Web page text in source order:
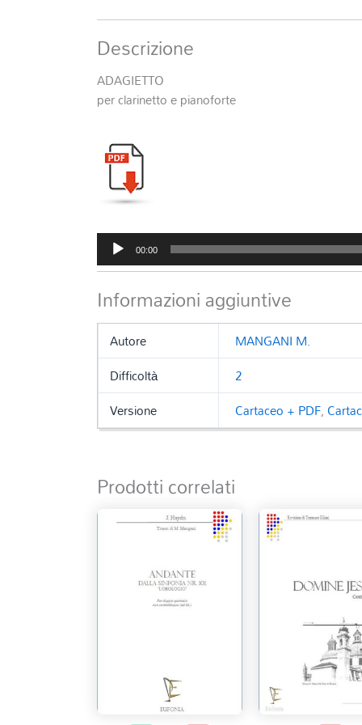
Descrizione
ADAGIETTO
per clarinetto e pianoforte
Audio
Player
00:00
Informazioni aggiuntive
Autore
MANGANI M.
Difficoltà
2
Versione
Cartaceo + PDF,
Prodotti correlati